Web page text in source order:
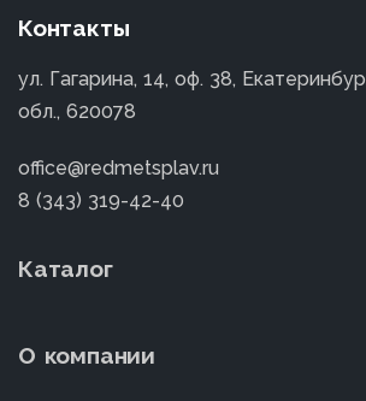
Контакты
ул. Гагарина, 14, оф. 38,
обл., 620078
office@redmetsplav.ru
8 (343) 319-42-40
Каталог
О компании